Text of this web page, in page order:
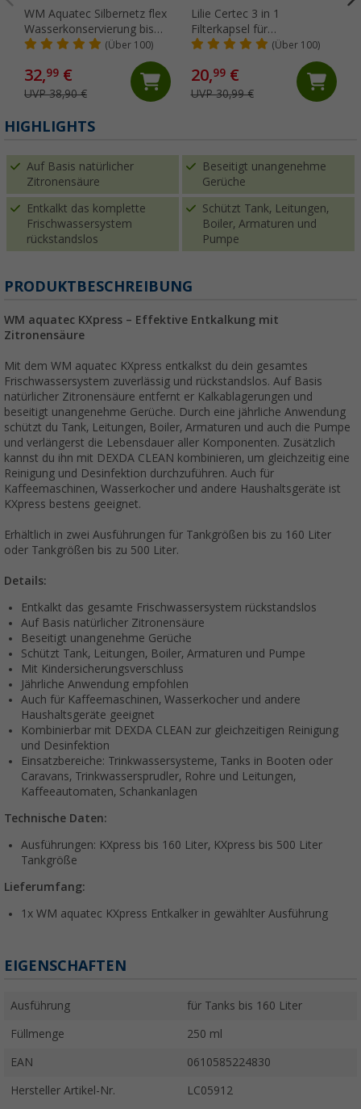
WM Aquatec Silbernetz flex
Wasserkonservierung bis
100 Liter Tankgröße(Über 100)
32,99 €
UVP 38,90 €
Lilie Certec 3 in 1
Filterkapsel für
Frischwasserschutz 100
(Über 100)
20,99€
UVP 30,99 €
HIGHLIGHTS
Auf Basis natürlicher
Zitronensäure
Beseitigt unangenehme
Gerüche
Entkalkt das komplette
Frischwassersystem
rückstandslos
Schützt Tank, Leitungen,
Boiler, Armaturen und
Pumpe
PRODUKTBESCHREIBUNG
WM aquatec KXpress – Effektive Entkalkung mit
Zitronensäure
Mit dem WM aquatec KXpress entkalkst du dein gesamtes
Frischwassersystem zuverlässig und rückstandslos. Auf Basis
natürlicher Zitronensäure entfernt er Kalkablagerungen und
beseitigt unangenehme Gerüche. Durch eine jährliche Anwendung
schützt du Tank, Leitungen, Boiler, Armaturen und auch die Pumpe
und verlängerst die Lebensdauer aller Komponenten. Zusätzlich
kannst du ihn mit DEXDA CLEAN kombinieren, um gleichzeitig eine
Reinigung und Desinfektion durchzuführen. Auch für
Kaffeemaschinen, Wasserkocher und andere Haushaltsgeräte ist
KXpress bestens geeignet.
Erhältlich in zwei Ausführungen für Tankgrößen bis zu 160 Liter
oder Tankgrößen bis zu 500 Liter.
Details:
Entkalkt das gesamte Frischwassersystem rückstandslos
Auf Basis natürlicher Zitronensäure
Beseitigt unangenehme Gerüche
Schützt Tank, Leitungen, Boiler, Armaturen und Pumpe
Mit Kindersicherungsverschluss
Jährliche Anwendung empfohlen
Auch für Kaffeemaschinen, Wasserkocher und andere
Haushaltsgeräte geeignet
Kombinierbar mit DEXDA CLEAN zur gleichzeitigen Reinigung
und Desinfektion
Einsatzbereiche: Trinkwassersysteme, Tanks in Booten oder
Caravans, Trinkwassersprudler, Rohre und Leitungen,
Kaffeeautomaten, Schankanlagen
Technische Daten:
Ausführungen: KXpress bis 160 Liter, KXpress bis 500 Liter
Tankgröße
Lieferumfang:
1x WM aquatec KXpress Entkalker in gewählter Ausführung
EIGENSCHAFTEN
Ausführung für Tanks bis 160 Liter
Füllmenge 250 ml
EAN 0610585224830
Hersteller Artikel-Nr. LC05912